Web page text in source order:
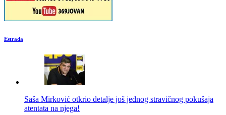
Estrada
Saša Mirković otkrio detalje još jednog stravičnog pokušaja
atentata na njega!